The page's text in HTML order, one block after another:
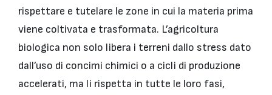
rispettare e tutelare le zone in cui la materia prima
viene coltivata e trasformata. L’agricoltura
biologica non solo libera i terreni dallo stress dato
dall’uso di concimi chimici o a cicli di produzione
accelerati, ma li rispetta in tutte le loro fasi,